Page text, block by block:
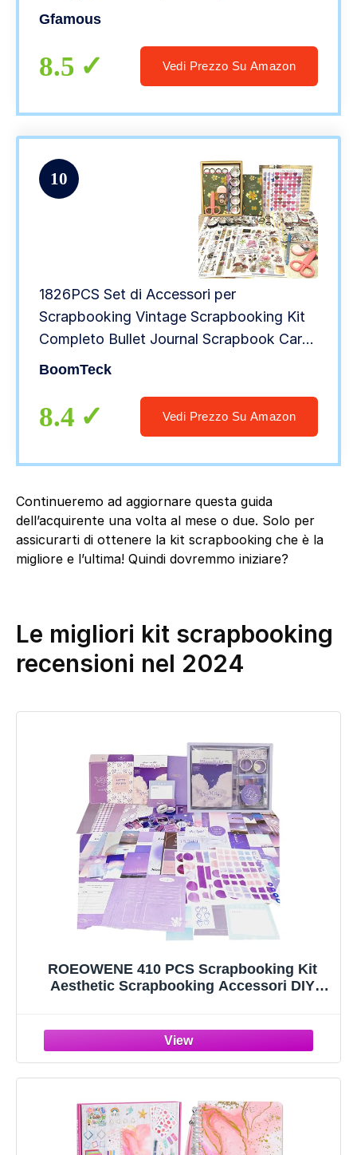
Vintage,Accessori estetici Bullet Journal
Viaggio Pittura a olio
Gfamous
8.5 Vedi Prezzo Su Amazon
10
1826PCS Set di Accessori per
Scrapbooking Vintage Scrapbooking Kit
Completo Bullet Journal Scrapbook Carta
Decorativa Journaling con Taccuino A6,
Album Diario
BoomTeck
8.4 Vedi Prezzo Su Amazon
Continueremo ad aggiornare questa guida
dell’acquirente una volta al mese o due. Solo per
assicurarti di ottenere la kit scrapbooking che è la
migliore e l’ultima! Quindi dovremmo iniziare?
Le migliori kit scrapbooking
recensioni nel 2024
ROEOWENE 410 PCS Scrapbooking Kit
Aesthetic Scrapbooking Accessori DIY
Donne Adolescenti Compleanno Natale-
Viola